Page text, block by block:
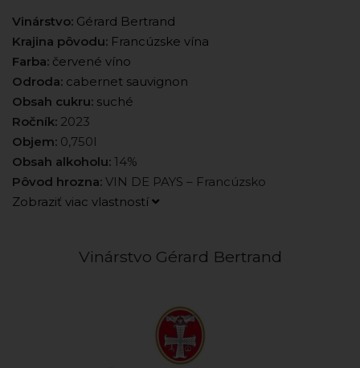
Vinárstvo: Gérard Bertrand
Krajina pôvodu: Francúzske vína
Farba: červené víno
Odroda: cabernet sauvignon
Obsah cukru: suché
Ročník: 2023
Objem: 0,750l
Obsah alkoholu: 14%
Pôvod hrozna: VIN DE PAYS – Francúzsko
Zobraziť viac vlastností
Vinárstvo Gérard Bertrand